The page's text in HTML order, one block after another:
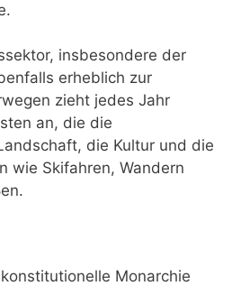
insbesondere der
erheblich zur
zieht jedes Jahr
an, die die
die Kultur und die
wie Skifahren, Wandern
Monarchie